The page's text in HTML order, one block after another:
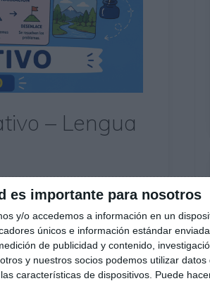
es importante para nosotros
y/o accedemos a información en un
únicos e información estándar
de publicidad y contenido,
y nuestros socios podemos utilizar datos
características de dispositivos. Puede
– Lengua
para trabajar los
y contextualizadas.
de la narración,
para el docente con